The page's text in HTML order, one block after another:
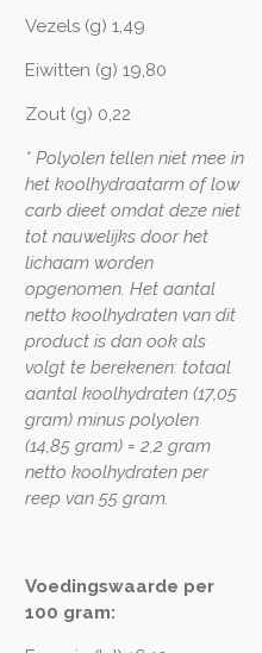
Vezels (g) 1,49
Eiwitten (g) 19,80
Zout (g) 0,22
* Polyolen tellen niet mee in
het koolhydraatarm of low
carb dieet omdat deze niet
tot nauwelijks door het
lichaam worden
opgenomen. Het aantal
netto koolhydraten van dit
product is dan ook als
volgt te berekenen: totaal
aantal koolhydraten (17,05
gram) minus polyolen
(14,85 gram) = 2,2 gram
netto koolhydraten per
reep van 55 gram.
Voedingswaarde per
100 gram: